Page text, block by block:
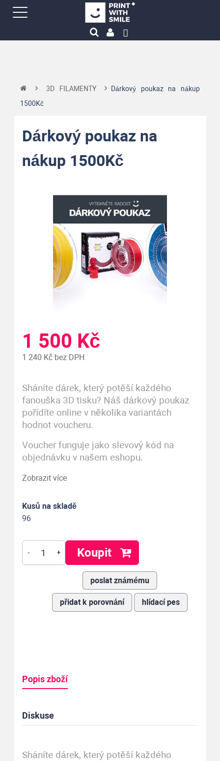
3D FILAMENTY
Dárkový poukaz na nákup
1500Kč
Dárkový poukaz na
nákup 1500Kč
1 500 Kč
1 240 Kč bez DPH
Sháníte dárek, který potěší každého
fanouška 3D tisku? Náš dárkový poukaz
pořídíte online v několika variantách
hodnot voucheru.
Voucher funguje jako slevový kód na
objednávku v našem eshopu.
Zobrazit více
Kusů na skladě
96
Koupit
+
-
poslat známému
přidat k porovnání hlídací pes
Popis zboží
Diskuse
Sháníte dárek, který potěší každého